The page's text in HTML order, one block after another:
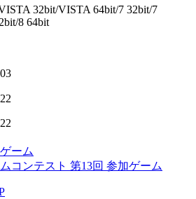
32bit/VISTA 64bit/7 32bit/7
8 64bit
ーム
コンテスト 第13回 参加ゲーム